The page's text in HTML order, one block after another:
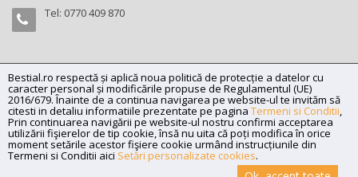
Bestial.ro respectă și aplică noua politică de protecție a datelor cu
caracter personal și modificările propuse de Regulamentul (UE)
2016/679. Înainte de a continua navigarea pe website-ul te invităm să
citesti in detaliu informatiile prezentate pe pagina Termeni si Conditii,
Prin continuarea navigării pe website-ul nostru confirmi acceptarea
utilizării fişierelor de tip cookie, însă nu uita că poți modifica în orice
moment setările acestor fişiere cookie urmând instrucțiunile din
Termeni si Conditii aici Setări personalizate cookies.
Tel: 0770 409 870
Copyright (C) 2026bestial.ro -All rights reserved.
SC BESTIAL RECORDS SRL, Nr. R.C.: J35/345/2005, C.U.I.: RO17197870,
Adresa: Bv 16 Decembrie 1989 nr 43, in curte la Neuromed, 300218,
Timisoara
Powered byNet Interaction.